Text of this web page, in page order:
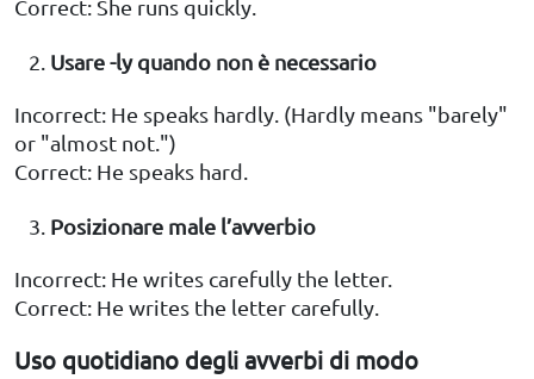
Correct: She runs quickly.
Usare -ly quando non è necessario
Incorrect: He speaks hardly. (Hardly means "barely"
or "almost not.")
Correct: He speaks hard.
Posizionare male l’avverbio
Incorrect: He writes carefully the letter.
Correct: He writes the letter carefully.
Uso quotidiano degli avverbi di modo